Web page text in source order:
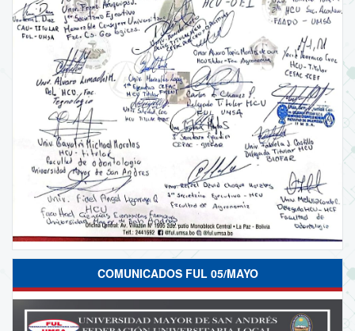
COMUNICADOS FUL 05/MAYO